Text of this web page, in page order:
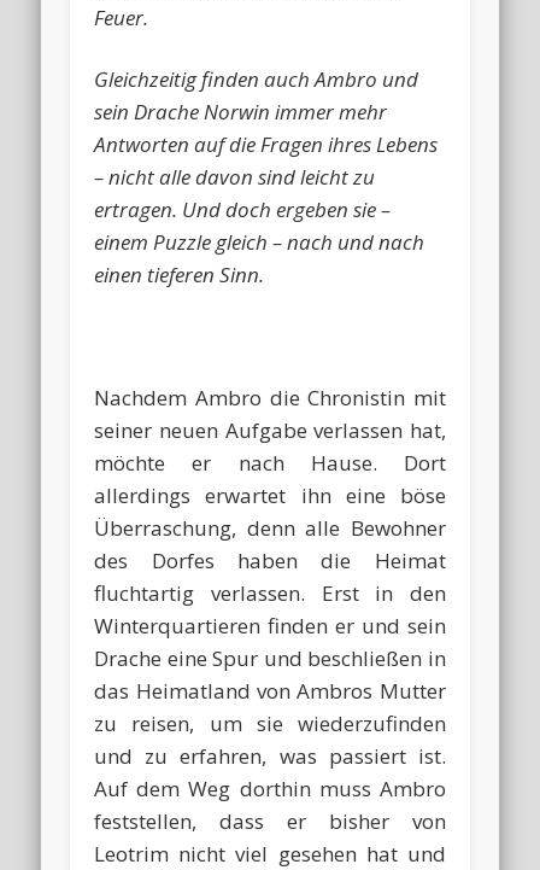
Feuer.
Gleichzeitig finden auch Ambro und
sein Drache Norwin immer mehr
Antworten auf die Fragen ihres Lebens
– nicht alle davon sind leicht zu
ertragen. Und doch ergeben sie –
einem Puzzle gleich – nach und nach
einen tieferen Sinn.
Nachdem Ambro die Chronistin mit
seiner neuen Aufgabe verlassen hat,
möchte er nach Hause. Dort
allerdings erwartet ihn eine böse
Überraschung, denn alle Bewohner
des Dorfes haben die Heimat
fluchtartig verlassen. Erst in den
Winterquartieren finden er und sein
Drache eine Spur und beschließen in
das Heimatland von Ambros Mutter
zu reisen, um sie wiederzufinden
und zu erfahren, was passiert ist.
Auf dem Weg dorthin muss Ambro
feststellen, dass er bisher von
Leotrim nicht viel gesehen hat und